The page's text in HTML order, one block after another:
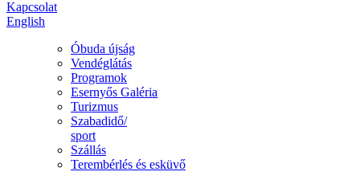
Kapcsolat
English
Óbuda újság
Vendéglátás
Programok
Esernyős Galéria
Turizmus
Szabadidő/
sport
Szállás
Terembérlés és esküvő